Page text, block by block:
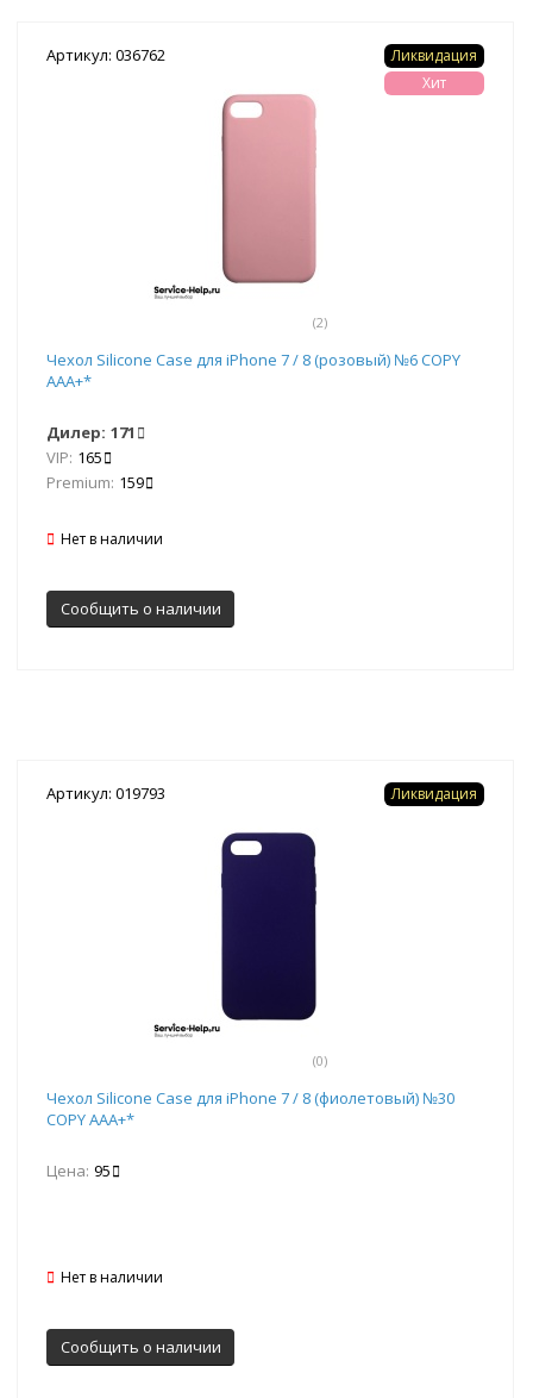
Артикул: 036762
(2)
Ликвидация
Хит
Чехол Silicone Case для iPhone 7 / 8 (розовый) №6 COPY
AAA+*
Дилер: 171
VIP: 165
Premium: 159
Нет в наличии
Сообщить о наличии
Артикул: 019793
(0)
Ликвидация
Чехол Silicone Case для iPhone 7 / 8 (фиолетовый) №30
COPY AAA+*
Цена: 95
Нет в наличии
Сообщить о наличии